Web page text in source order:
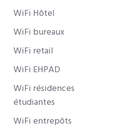
WiFi Hôtel
WiFi bureaux
WiFi retail
WiFi EHPAD
WiFi résidences
étudiantes
WiFi entrepôts